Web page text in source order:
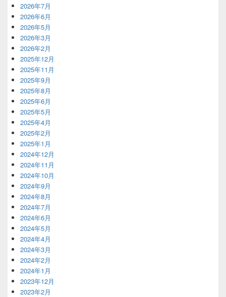
2026年7月
2026年6月
2026年5月
2026年3月
2026年2月
2025年12月
2025年11月
2025年9月
2025年8月
2025年6月
2025年5月
2025年4月
2025年2月
2025年1月
2024年12月
2024年11月
2024年10月
2024年9月
2024年8月
2024年7月
2024年6月
2024年5月
2024年4月
2024年3月
2024年2月
2024年1月
2023年12月
2023年2月